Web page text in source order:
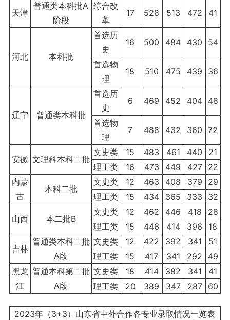
天津
普通类本科批A
阶段
综合改
革
17 528 513 472 41
河北 本科批
首选历
史
16 500 484 430 54
首选物
理
18 510 475 439 36
辽宁 普通类本科批
首选历
史
6 469 452 404 48
首选物
理
7 488 432 360 72
安徽 文理科本科二批
文史类 15 483 461 440
21
理工类
16 473 449 427
22
内蒙
古
本科二批
文史类 12 463 408 379
29
理工类
15 434 365 333 32
山西 本二批B
文史类 12 462 446 418
28
理工类
15 446 414 396 18
吉林
普通类本科二批
A段
文史类 12 422 392 341
51
理工类
15 417 341 292
49
黑龙
江
普通本科第二批
A段
文史类 18 414 382 341
41
理工类
20 389 347 287 60
2023年（3+3）山东省中外合作各专业录取情况一览表